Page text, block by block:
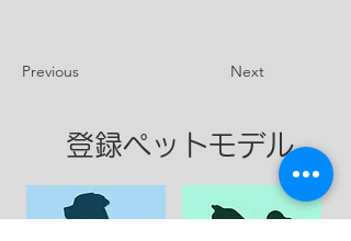
Previous Next
登録ペットモデル